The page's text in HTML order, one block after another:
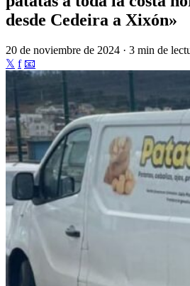
desde Cedeira a Xixón»
20 de noviembre de 2024 · 3 min de
𝕏 f 📧